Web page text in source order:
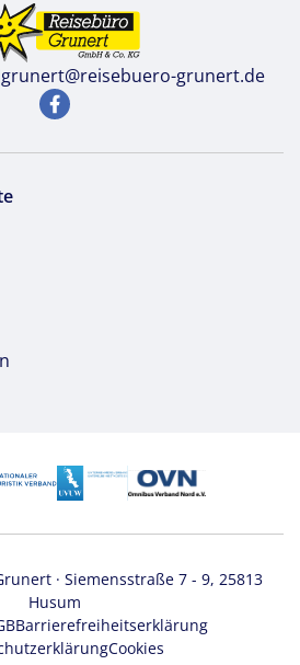
- stock.adobe.com
grunert@reisebuero-grunert.de
· Siemensstraße 7 - 9, 25813
Husum
Barrierefreiheitserklärung
Cookies